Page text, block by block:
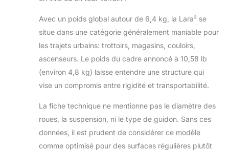
Avec un poids global autour de 6,4 kg, la Lara² se
situe dans une catégorie généralement maniable pour
les trajets urbains: trottoirs, magasins, couloirs,
ascenseurs. Le poids du cadre annoncé à 10,58 lb
(environ 4,8 kg) laisse entendre une structure qui
vise un compromis entre rigidité et transportabilité.
La fiche technique ne mentionne pas le diamètre des
roues, la suspension, ni le type de guidon. Sans ces
données, il est prudent de considérer ce modèle
comme optimisé pour des surfaces régulières plutôt